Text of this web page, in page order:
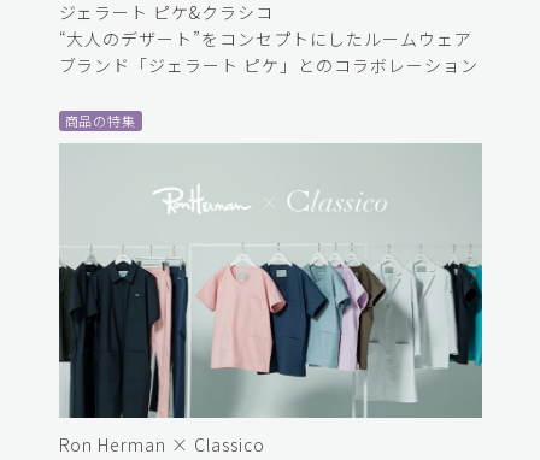
ジェラート ピケ&クラシコ
“大人のデザート”をコンセプトにしたルームウェア
ブランド「ジェラート ピケ」とのコラボレーション
商品の特集
Ron Herman × Classico